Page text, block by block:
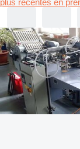
plus récentes en